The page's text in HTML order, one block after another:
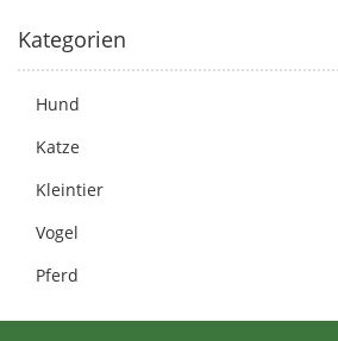
Kategorien
Hund
Katze
Kleintier
Vogel
Pferd